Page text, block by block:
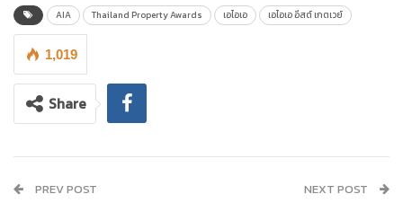
อาคารที่คำนึงถึงความสวยงามควบคู่ไปกับประโยชน์ใช้สอยของผู้เช่า
ซึ่งได้รับการยอมรับจากคณะกรรมการผู้ทรงคุณวุฒิที่คร่ำหวอดใน
วงการอสังหาริมทรัพย์ของไทย เป็นผู้พิจารณามอบรางวัลอันทรง
เกียรตินี้ให้แก่ เอไอเอ อีสต์ เกตเวย์ ถือเป็นความภาคภูมิใจของเอไอเอ
ประเทศไทย อย่างยิ่ง โดยงานมอบรางวัลดังกล่าวจัดขึ้น ณ โรงแรม
ดิ แอทธินี โฮเทล แบงค็อก
AIA Thailand Property Awards เอไอเอ เอไอเอ อีสต์ เกตเวย์
1,019
Share
PREV POST NEXT POST